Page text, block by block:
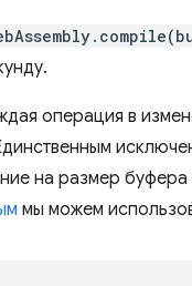
операция в
на размер
мы можем